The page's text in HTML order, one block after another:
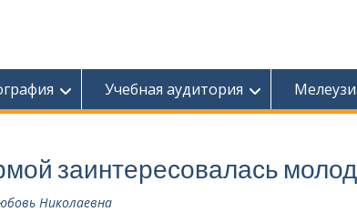
Учебная аудитория
заинтересовалась
Николаевна